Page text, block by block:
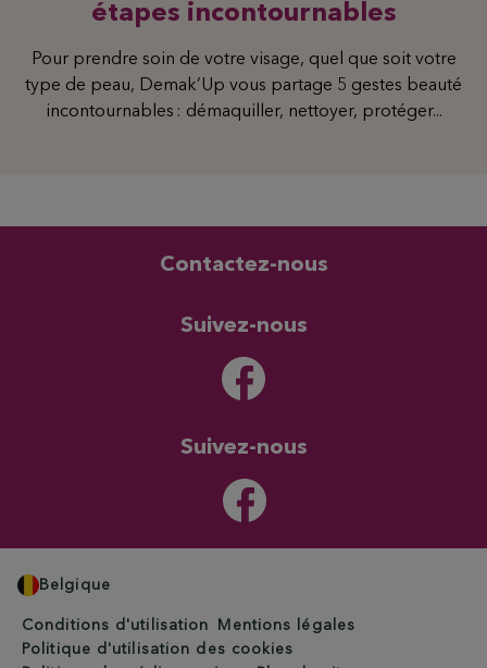
étapes incontournables
Pour prendre soin de votre visage, quel que soit votre
type de peau, Demak’Up vous partage 5 gestes beauté
incontournables : démaquiller, nettoyer, protéger...
Contactez-nous
Suivez-nous
Suivez-nous
Belgique
Conditions d'utilisation
Mentions légales
Politique d'utilisation des cookies